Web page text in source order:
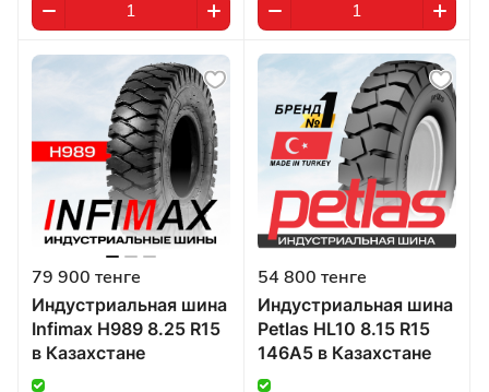
79 900 тенге
Индустриальная шина
Infimax H989 8.25 R15
в Казахстане
54 800 тенге
Индустриальная шина
Petlas HL10 8.15 R15
146A5 в Казахстане